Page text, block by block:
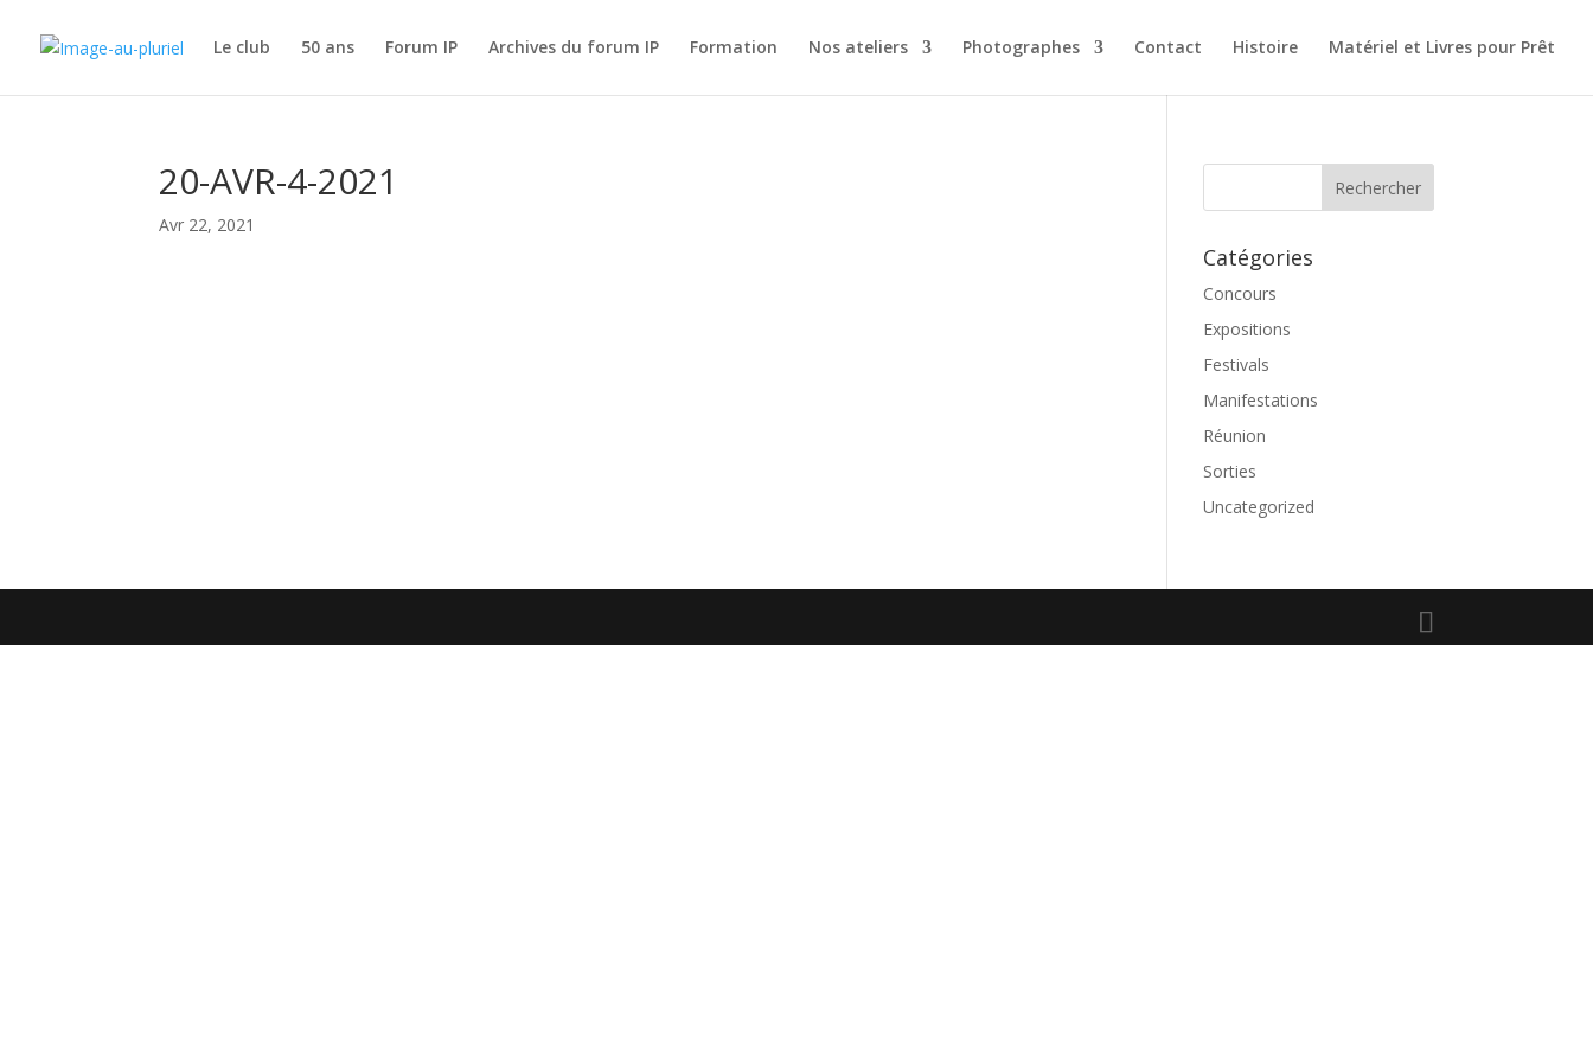
Le club 50 ans Forum IP Archives du forum IP Formation Nos ateliers Photographes Contact Histoire Matériel et Livres pour Prêt
20-AVR-4-2021
Avr 22, 2021
Catégories
Concours
Expositions
Festivals
Manifestations
Réunion
Sorties
Uncategorized